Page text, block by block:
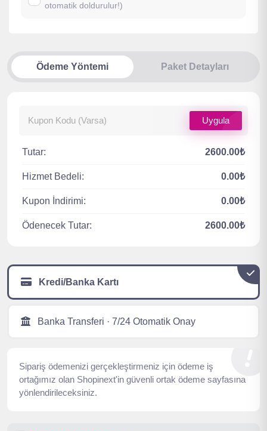
otomatik doldurulur!)
Ödeme Yöntemi Paket Detayları
Uygula
Tutar: 2600.00₺
Hizmet Bedeli: 0.00₺
Kupon İndirimi: 0.00₺
Ödenecek Tutar: 2600.00₺
Kredi/Banka Kartı
Banka Transferi · 7/24 Otomatik Onay
Sipariş ödemenizi gerçekleştirmeniz için ödeme iş
ortağımız olan Shopinext'in güvenli ortak ödeme sayfasına
yönlendirileceksiniz.